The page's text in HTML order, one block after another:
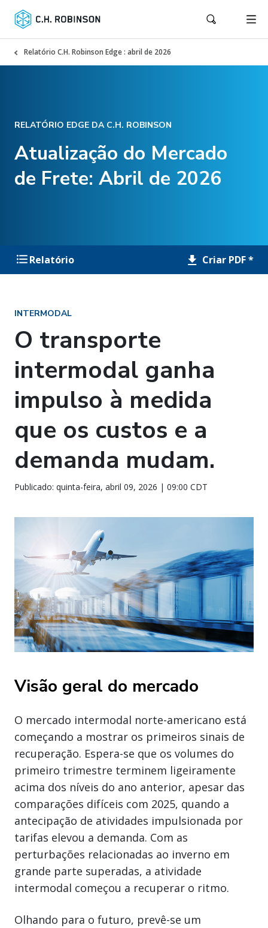
Relatório C.H. Robinson Edge : abril de 2026
RELATÓRIO EDGE DA C.H. ROBINSON
Atualização do Mercado
de Frete: Abril de 2026
Relatório Criar PDF *
INTERMODAL
O transporte
intermodal ganha
impulso à medida
que os custos e a
demanda mudam.
Publicado: quinta-feira, abril 09, 2026 | 09:00 CDT
Visão geral do mercado
O mercado intermodal norte-americano está
começando a mostrar os primeiros sinais de
recuperação. Espera-se que os volumes do
primeiro trimestre terminem ligeiramente
acima dos níveis do ano anterior, apesar das
comparações difíceis com 2025, quando a
antecipação de atividades impulsionada por
tarifas elevou a demanda. Com as
perturbações relacionadas ao inverno em
grande parte superadas, a atividade
intermodal começou a recuperar o ritmo.
Olhando para o futuro, prevê-se um